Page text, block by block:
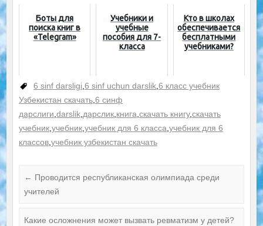
Боты для
поиска книг в
«Telegram»
Учебники и
учебные
пособия для 7-
класса
Кто в школах
обеспечивается
бесплатными
учебниками?
6 sinf darsligi,6 sinf uchun darslik,6 класс учебник
Узбекистан скачать,6 синф
дарслиги,darslik,дарслик,книга,скачать книгу,скачать
учебник,учебник,учебник для 6 класса,учебник для 6
классов,учебник узбекистан скачать
← Проводится республиканская олимпиада среди
учителей
Какие осложнения может вызвать ревматизм у детей?